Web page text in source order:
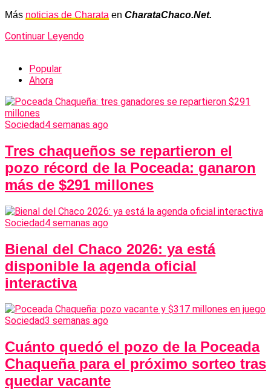
Más noticias de Charata en CharataChaco.Net.
Continuar Leyendo
Popular
Ahora
Sociedad4 semanas ago
Tres chaqueños se repartieron el
pozo récord de la Poceada: ganaron
más de $291 millones
Sociedad4 semanas ago
Bienal del Chaco 2026: ya está
disponible la agenda oficial
interactiva
Sociedad3 semanas ago
Cuánto quedó el pozo de la Poceada
Chaqueña para el próximo sorteo tras
quedar vacante